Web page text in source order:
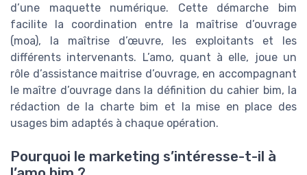
d’une maquette numérique. Cette démarche bim
facilite la coordination entre la maîtrise d’ouvrage
(moa), la maîtrise d’œuvre, les exploitants et les
différents intervenants. L’amo, quant à elle, joue un
rôle d’assistance maitrise d’ouvrage, en accompagnant
le maître d’ouvrage dans la définition du cahier bim, la
rédaction de la charte bim et la mise en place des
usages bim adaptés à chaque opération.
Pourquoi le marketing s’intéresse-t-il à